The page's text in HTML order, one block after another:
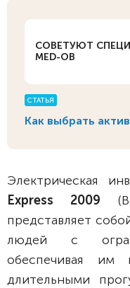
СОВЕТУЮТ
MED-OB
СТАТЬЯ
Как выбрать
Электрическая
Express 2009
представляет
людей с
обеспечивая им
длительными